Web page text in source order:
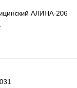
АЛИНА-206